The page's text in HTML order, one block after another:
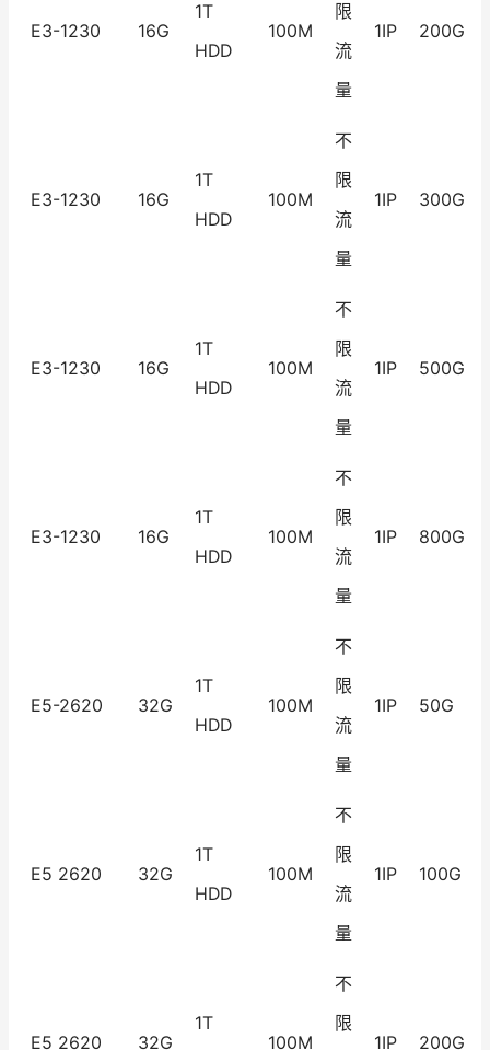
E3-1230 16G
1T
HDD
100M
限
流
量
1IP 200G
E3-1230 16G
1T
HDD
100M
不
限
流
量
1IP 300G
E3-1230 16G
1T
HDD
100M
不
限
流
量
1IP 500G
E3-1230 16G
1T
HDD
100M
不
限
流
量
1IP 800G
E5-2620 32G
1T
HDD
100M
不
限
流
量
1IP 50G
E5 2620 32G
1T
HDD
100M
不
限
流
量
1IP 100G
E5 2620 32G
1T
100M
不
限
1IP
200G